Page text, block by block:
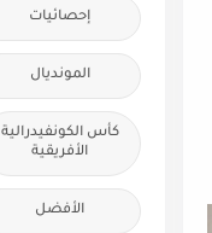
إحصائيات
المونديال
كأس الكونفيدرالية
الأفريقية
الأفضل